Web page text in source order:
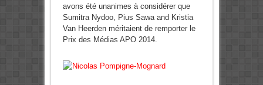
avons été unanimes à considérer que
Sumitra Nydoo, Pius Sawa and Kristia
Van Heerden méritaient de remporter le
Prix des Médias APO 2014.